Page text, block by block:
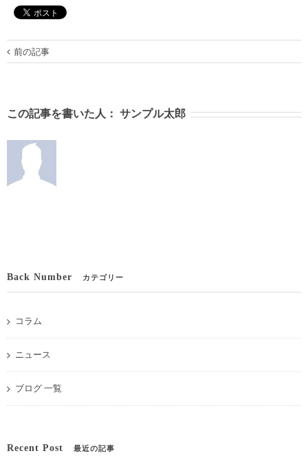
前の記事
この記事を書いた人： サンプル太郎
Back Number カテゴリー
コラム
ニュース
ブログ 一覧
Recent Post 最近の記事